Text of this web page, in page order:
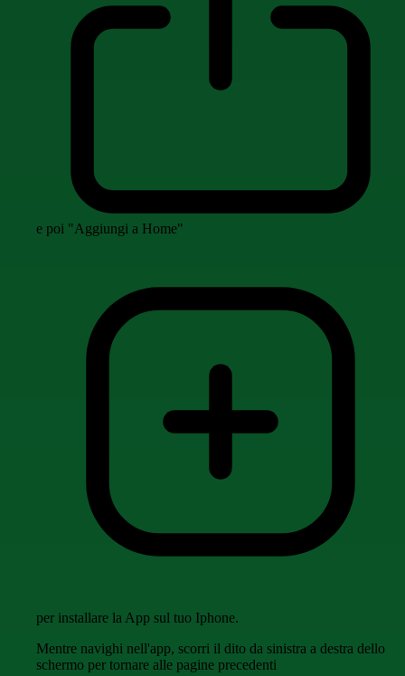
e poi "Aggiungi a Home"
per installare la App sul tuo Iphone.
Mentre navighi nell'app, scorri il dito da sinistra a destra dello
schermo per tornare alle pagine precedenti